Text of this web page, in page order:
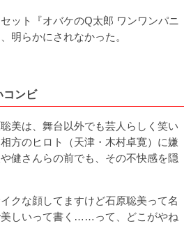
ット『オバケのQ太郎 ワンワンパニ
明らかにされなかった。
コンビ
美は、舞台以外でも芸人らしく笑い
方のヒロト（天津・木村卓寛）に嫌
健さんらの前でも、その不快感を隠
クな顔してますけど石原聡美って名
しいって書く……って、どこがやね